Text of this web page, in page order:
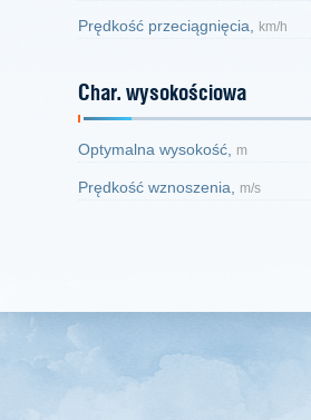
Prędkość przeciągnięcia, km/h
Char. wysokościowa
Optymalna wysokość, m
Prędkość wznoszenia, m/s